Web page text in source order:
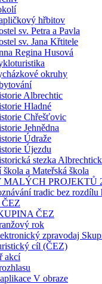
hřbitov
sv. Petra a Pavla
sv. Jana Křtitele
Regina Husová
okruhy
Albrechtic
Hladné
Chřešťovic
Jehnědna
Údraže
Újezdu
stezka
škola a Mateřská škola
MALÝCH PROJEKTŮ
tradic bez rozdílu
ČEZ
ČEZ
rok
zpravodaj
cíl (ČEZ)
akcí
V obraze